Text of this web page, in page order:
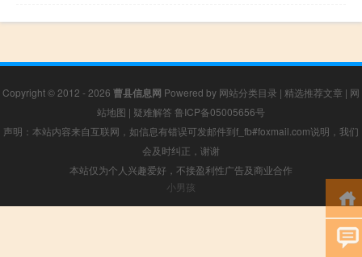
Copyright © 2012 - 2026 曹县信息网 Powered by 网站分类目录 | 精选推荐文章 | 网
站地图 | 疑难解答 鲁ICP备05005656号
声明：本站内容来自互联网，如信息有错误可发邮件到f_fb#foxmail.com说明，我们
会及时纠正，谢谢
本站仅为个人兴趣爱好，不接盈利性广告及商业合作
小男孩